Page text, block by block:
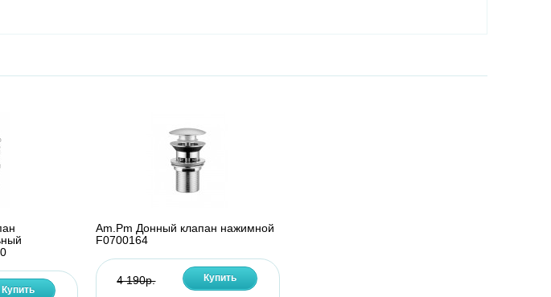
Купить
Am.Pm Донный клапан нажимной
F0700164
4 190р. Купить